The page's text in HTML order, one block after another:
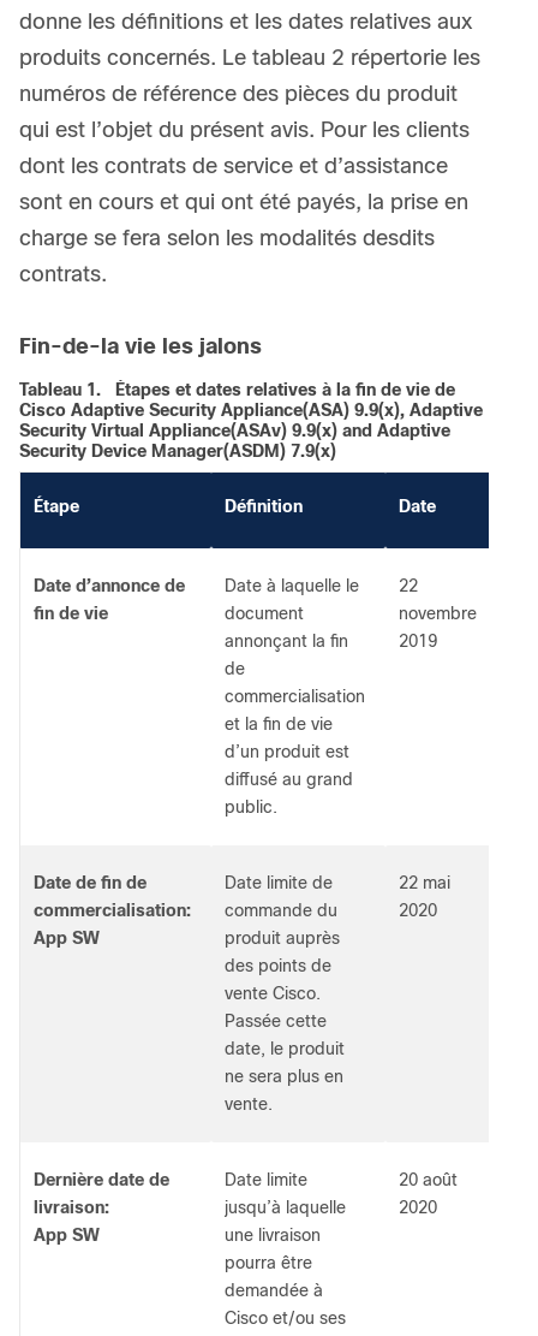
donne les définitions et les dates relatives aux
produits concernés. Le tableau 2 répertorie les
numéros de référence des pièces du produit
qui est l’objet du présent avis. Pour les clients
dont les contrats de service et d’assistance
sont en cours et qui ont été payés, la prise en
charge se fera selon les modalités desdits
contrats.
Fin-de-la vie les jalons
Tableau 1.
Étapes et dates relatives à la fin de vie de
Cisco Adaptive Security Appliance(ASA) 9.9(x), Adaptive
Security Virtual Appliance(ASAv) 9.9(x) and Adaptive
Security Device Manager(ASDM) 7.9(x)
Étape Définition Date
Date d’annonce de
fin de vie
Date à laquelle le
document
annonçant la fin
de
commercialisation
et la fin de vie
d’un produit est
diffusé au grand
public.
22
novembre
2019
Date de fin de
commercialisation:
App SW
Date limite de
commande du
produit auprès
des points de
vente Cisco.
Passée cette
date, le produit
ne sera plus en
vente.
22 mai
2020
Dernière date de
livraison:
App SW
Date limite
jusqu’à laquelle
une livraison
pourra être
demandée à
Cisco et/ou ses
20 août
2020